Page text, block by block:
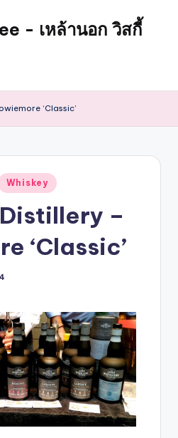
- เหล้านอก วิสกี้
‘Classic’
Whiskey
–
‘Classic’